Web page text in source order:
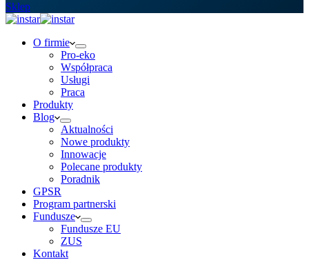
Sklep
O firmie
Pro-eko
Współpraca
Usługi
Praca
Produkty
Blog
Aktualności
Nowe produkty
Innowacje
Polecane produkty
Poradnik
GPSR
Program partnerski
Fundusze
Fundusze EU
ZUS
Kontakt